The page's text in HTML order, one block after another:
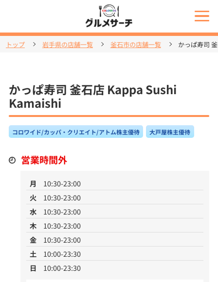
トップ 岩手県の店舗一覧 釜石市の店舗一覧 かっぱ寿司
かっぱ寿司 釜石店 Kappa Sushi
Kamaishi
コロワイド/カッパ・クリエイト/アトム株主優待 大戸屋株主優待
営業時間外
月
10:30-23:00
火
10:30-23:00
水
10:30-23:00
木
10:30-23:00
金
10:30-23:00
土
10:00-23:30
日
10:00-23:30